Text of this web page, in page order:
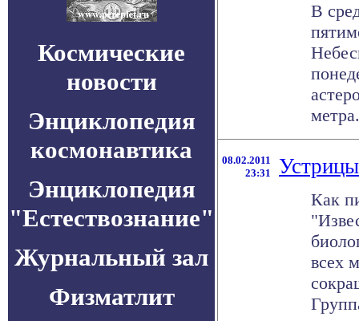
Космические
новости
Энциклопедия
космонавтика
Энциклопедия
"Естествознание"
Журнальный зал
Физматлит
В
08.02.2011
23:31
Как
всех